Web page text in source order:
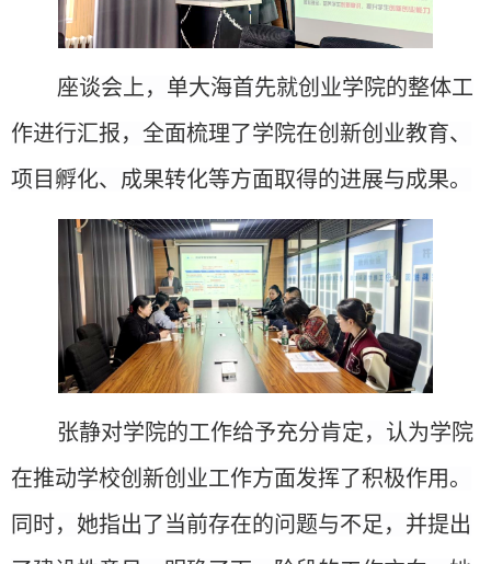
座谈会上，单大海首先就创业学院的整体工
作进行汇报，全面梳理了学院在创新创业教育、
项目孵化、成果转化等方面取得的进展与成果。
张静对学院的工作给予充分肯定，认为学院
在推动学校创新创业工作方面发挥了积极作用。
同时，她指出了当前存在的问题与不足，并提出